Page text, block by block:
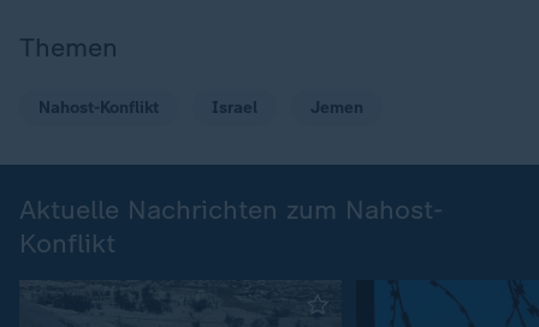
Themen
Nahost-Konflikt Israel Jemen
Aktuelle Nachrichten zum Nahost-
Konflikt